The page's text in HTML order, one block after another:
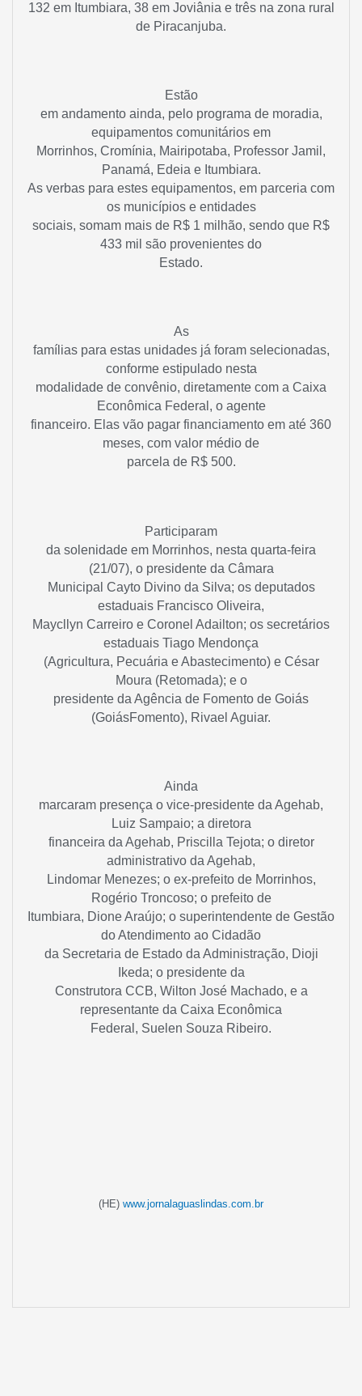
132 em Itumbiara, 38 em Joviânia e três na zona rural
de Piracanjuba.
Estão
em andamento ainda, pelo programa de moradia,
equipamentos comunitários em
Morrinhos, Cromínia, Mairipotaba, Professor Jamil,
Panamá, Edeia e Itumbiara.
As verbas para estes equipamentos, em parceria com
os municípios e entidades
sociais, somam mais de R$ 1 milhão, sendo que R$
433 mil são provenientes do
Estado.
As
famílias para estas unidades já foram selecionadas,
conforme estipulado nesta
modalidade de convênio, diretamente com a Caixa
Econômica Federal, o agente
financeiro. Elas vão pagar financiamento em até 360
meses, com valor médio de
parcela de R$ 500.
Participaram
da solenidade em Morrinhos, nesta quarta-feira
(21/07), o presidente da Câmara
Municipal Cayto Divino da Silva; os deputados
estaduais Francisco Oliveira,
Maycllyn Carreiro e Coronel Adailton; os secretários
estaduais Tiago Mendonça
(Agricultura, Pecuária e Abastecimento) e César
Moura (Retomada); e o
presidente da Agência de Fomento de Goiás
(GoiásFomento), Rivael Aguiar.
Ainda
marcaram presença o vice-presidente da Agehab,
Luiz Sampaio; a diretora
financeira da Agehab, Priscilla Tejota; o diretor
administrativo da Agehab,
Lindomar Menezes; o ex-prefeito de Morrinhos,
Rogério Troncoso; o prefeito de
Itumbiara, Dione Araújo; o superintendente de Gestão
do Atendimento ao Cidadão
da Secretaria de Estado da Administração, Dioji
Ikeda; o presidente da
Construtora CCB, Wilton José Machado, e a
representante da Caixa Econômica
Federal, Suelen Souza Ribeiro.
(HE) www.jornalaguaslindas.com.br